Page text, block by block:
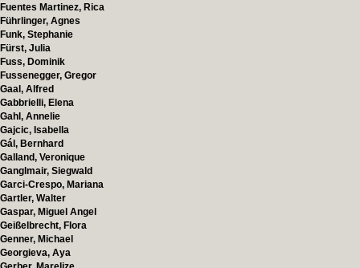
Fuentes Martinez, Rica
Führlinger, Agnes
Funk, Stephanie
Fürst, Julia
Fuss, Dominik
Fussenegger, Gregor
Gaal, Alfred
Gabbrielli, Elena
Gahl, Annelie
Gajcic, Isabella
Gál, Bernhard
Galland, Veronique
Ganglmair, Siegwald
Garci-Crespo, Mariana
Gartler, Walter
Gaspar, Miguel Angel
Geißelbrecht, Flora
Genner, Michael
Georgieva, Aya